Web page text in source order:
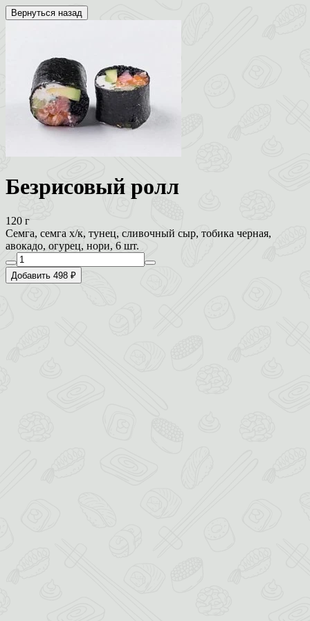
Вернуться назад
Безрисовый ролл
120 г
Семга, семга х/к, тунец, сливочный сыр, тобика черная,
авокадо, огурец, нори, 6 шт.
Добавить 498 ₽